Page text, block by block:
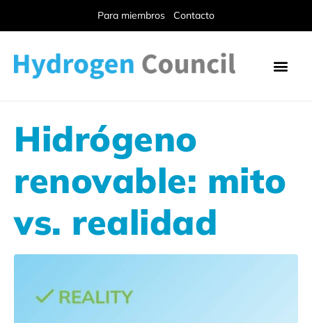
Para miembros Contacto
Hidrógeno
renovable: mito
vs. realidad